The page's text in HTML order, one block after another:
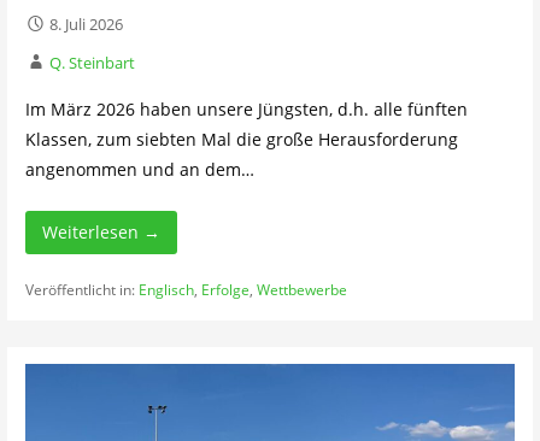
8. Juli 2026
Q. Steinbart
Im März 2026 haben unsere Jüngsten, d.h. alle fünften
Klassen, zum siebten Mal die große Herausforderung
angenommen und an dem…
Weiterlesen →
Veröffentlicht in: Englisch, Erfolge, Wettbewerbe